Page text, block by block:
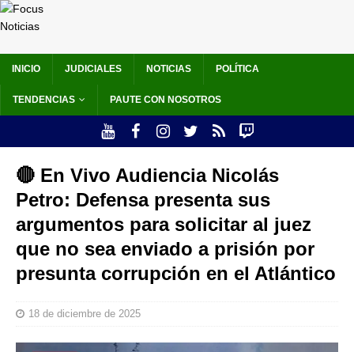
INICIO JUDICIALES NOTICIAS POLÍTICA
TENDENCIAS PAUTE CON NOSOTROS
🔴 En Vivo Audiencia Nicolás
Petro: Defensa presenta sus
argumentos para solicitar al juez
que no sea enviado a prisión por
presunta corrupción en el Atlántico
18 de diciembre de 2025